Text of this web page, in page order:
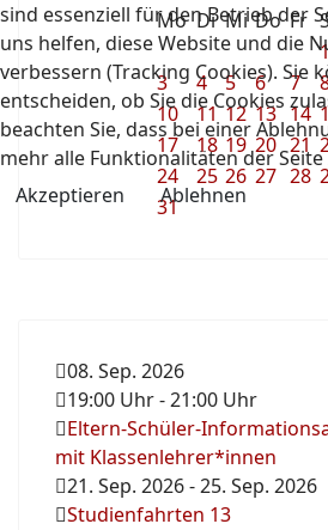
Mo Di Mi Do Fr
3
4 5 6 7
10
11 12 13 14
17
18 19 20 21
24
25 26 27 28
31
08. Sep. 2026
19:00 Uhr-21:00 Uhr
Eltern-Schüler-
mit Klassenlehrer*innen
21. Sep. 2026-25. Sep. 2026
Studienfahrten 13
sind essenziell für den Betrieb der
uns helfen, diese Website und die
verbessern (Tracking Cookies). Sie
entscheiden, ob Sie die Cookies
beachten Sie, dass bei einer
mehr alle Funktionalitäten der
Akzeptieren
Ablehnen